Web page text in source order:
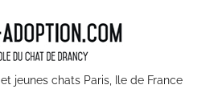
jeunes chats Paris, Ile de France